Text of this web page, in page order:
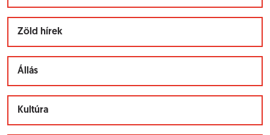
Zöld hírek
Állás
Kultúra